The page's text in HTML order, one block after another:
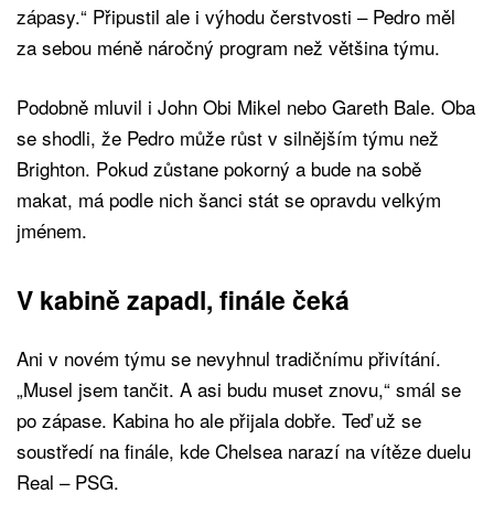
zápasy.“ Připustil ale i výhodu čerstvosti – Pedro měl
za sebou méně náročný program než většina týmu.
Podobně mluvil i John Obi Mikel nebo Gareth Bale. Oba
se shodli, že Pedro může růst v silnějším týmu než
Brighton. Pokud zůstane pokorný a bude na sobě
makat, má podle nich šanci stát se opravdu velkým
jménem.
V kabině zapadl, finále čeká
Ani v novém týmu se nevyhnul tradičnímu přivítání.
„Musel jsem tančit. A asi budu muset znovu,“ smál se
po zápase. Kabina ho ale přijala dobře. Teď už se
soustředí na finále, kde Chelsea narazí na vítěze duelu
Real – PSG.